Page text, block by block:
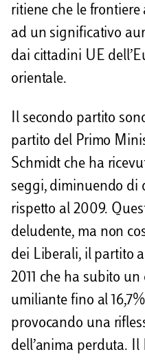
ritiene che le
ad un significativo
dai cittadini UE
orientale.
Il secondo partito
partito del Primo
Schmidt che ha
seggi, diminuendo di
rispetto al 2009.
deludente, ma non
dei Liberali, il partito
2011 che ha subito
umiliante fino al
provocando una
dell’anima perduta. Il